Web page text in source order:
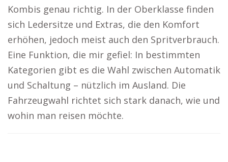
Kombis genau richtig. In der Oberklasse finden
sich Ledersitze und Extras, die den Komfort
erhöhen, jedoch meist auch den Spritverbrauch.
Eine Funktion, die mir gefiel: In bestimmten
Kategorien gibt es die Wahl zwischen Automatik
und Schaltung – nützlich im Ausland. Die
Fahrzeugwahl richtet sich stark danach, wie und
wohin man reisen möchte.